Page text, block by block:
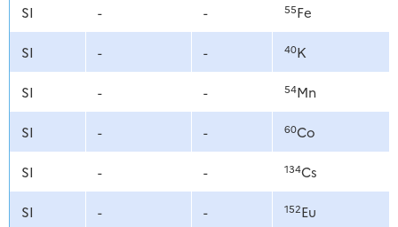
SI - - 55Fe
SI - - 40K
SI - - 54Mn
SI - - 60Co
SI - - 134Cs
SI - - 152Eu